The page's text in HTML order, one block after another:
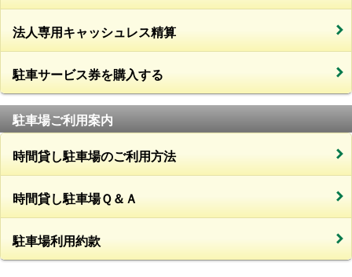
法人専用キャッシュレス精算
駐車サービス券を購入する
駐車場ご利用案内
時間貸し駐車場のご利用方法
時間貸し駐車場Ｑ＆Ａ
駐車場利用約款